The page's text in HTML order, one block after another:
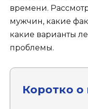
времени.
мужчин, какие
какие варианты
проблемы.
Коротко о